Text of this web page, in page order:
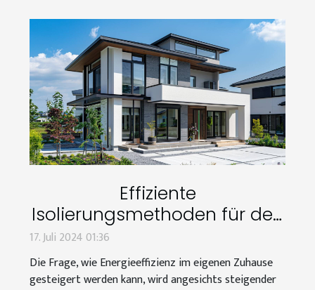
Effiziente
Isolierungsmethoden für den
Wärmeschutz im Eigenheim
17. Juli 2024 01:36
Die Frage, wie Energieeffizienz im eigenen Zuhause
gesteigert werden kann, wird angesichts steigender